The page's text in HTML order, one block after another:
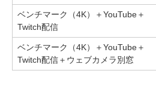
ベンチマーク（4K）＋YouTube＋
Twitch配信
ベンチマーク（4K）＋YouTube＋
Twitch配信＋ウェブカメラ別窓